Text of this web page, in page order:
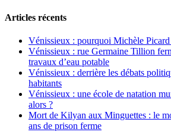
Articles récents
Vénissieux : pourquoi Michèle Picard
Vénissieux : rue Germaine Tillion
travaux d’eau potable
Vénissieux : derrière les débats
habitants
Vénissieux : une école de natation
alors ?
Mort de Kilyan aux Minguettes : le
ans de prison ferme